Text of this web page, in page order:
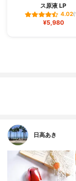
ス原液 LP
4.02
¥5,980
日高あき